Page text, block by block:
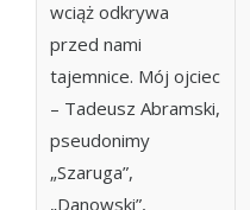
wciąż odkrywa
przed nami
tajemnice. Mój ojciec
– Tadeusz Abramski,
pseudonimy
„Szaruga”,
„Danowski”,